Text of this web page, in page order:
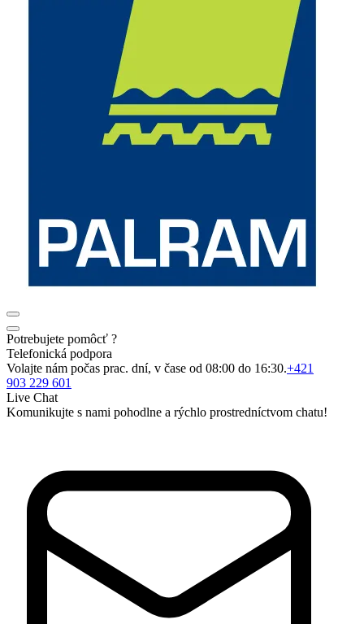
Potrebujete pomôcť ?
Telefonická podpora
Volajte nám počas prac. dní, v čase od 08:00 do 16:30.+421
903 229 601
Live Chat
Komunikujte s nami pohodlne a rýchlo prostredníctvom chatu!